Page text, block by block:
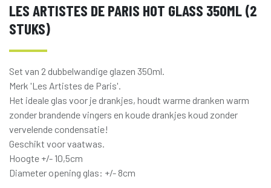
LES ARTISTES DE PARIS HOT GLASS 350ML (2
STUKS)
Set van 2 dubbelwandige glazen 350ml.
Merk 'Les Artistes de Paris'.
Het ideale glas voor je drankjes, houdt warme dranken warm
zonder brandende vingers en koude drankjes koud zonder
vervelende condensatie!
Geschikt voor vaatwas.
Hoogte +/- 10,5cm
Diameter opening glas: +/- 8cm